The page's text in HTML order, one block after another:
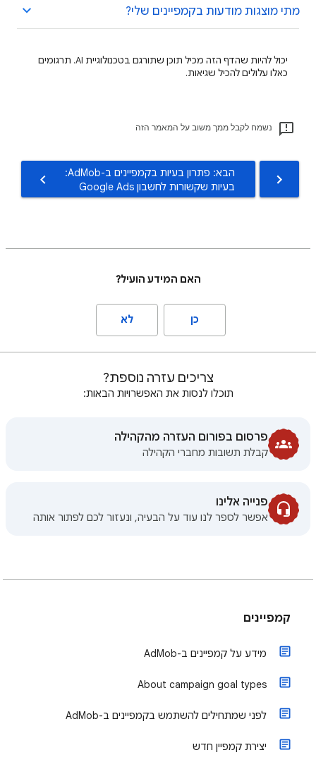
מתי מוצגות מודעות בקמפיינים שלי?
יכול להיות שהדף הזה מכיל תוכן שתורגם בטכנולוגיית AI. תרגומים
כאלו עלולים להכיל שגיאות.
נשמח לקבל ממך משוב על המאמר הזה
הבא: פתרון בעיות בקמפיינים ב-AdMob:
בעיות שקשורות לחשבון Google Ads
האם המידע הועיל?
כן לא
צריכים עזרה נוספת?
תוכלו לנסות את האפשרויות הבאות:
פרסום בפורום העזרה מהקהילה
קבלת תשובות מחברי הקהילה
פנייה אלינו
אפשר לספר לנו עוד על הבעיה, ונעזור לכם לפתור אותה
קמפיינים
מידע על קמפיינים ב-AdMob
About campaign goal types
לפני שמתחילים להשתמש בקמפיינים ב-AdMob
יצירת קמפיין חדש